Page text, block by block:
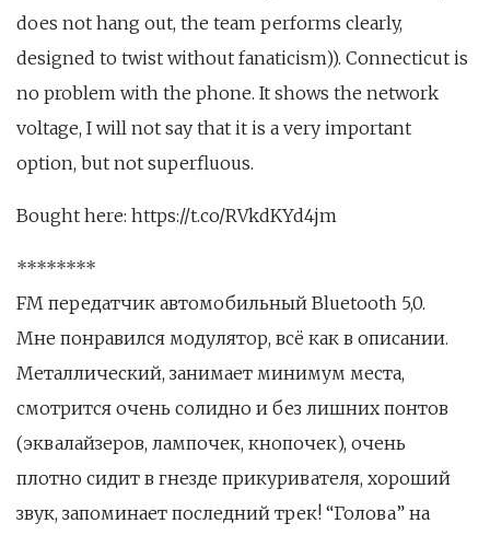
does not hang out, the team performs clearly,
designed to twist without fanaticism)). Connecticut is
no problem with the phone. It shows the network
voltage, I will not say that it is a very important
option, but not superfluous.
Bought here: https://t.co/RVkdKYd4jm
********
FM передатчик автомобильный Bluetooth 5,0.
Мне понравился модулятор, всё как в описании.
Металлический, занимает минимум места,
смотрится очень солидно и без лишних понтов
(эквалайзеров, лампочек, кнопочек), очень
плотно сидит в гнезде прикуривателя, хороший
звук, запоминает последний трек! “Голова” на